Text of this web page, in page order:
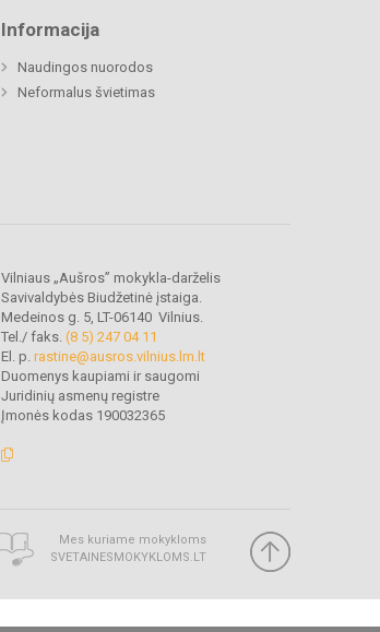
Informacija
Naudingos nuorodos
Neformalus švietimas
Vilniaus „Aušros” mokykla-darželis
Savivaldybės Biudžetinė įstaiga.
Medeinos g. 5, LT-06140 Vilnius.
Tel./ faks. (8 5) 247 04 11
El. p. rastine@ausros.vilnius.lm.lt
Duomenys kaupiami ir saugomi
Juridinių asmenų registre
Įmonės kodas 190032365
Mes kuriame mokykloms
SVETAINESMOKYKLOMS.LT